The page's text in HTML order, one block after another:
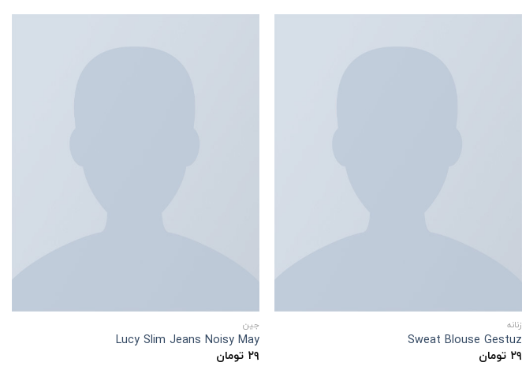
زنانه
Sweat Blouse Gestuz
۲۹ تومان
جین
Lucy Slim Jeans Noisy May
۲۹ تومان